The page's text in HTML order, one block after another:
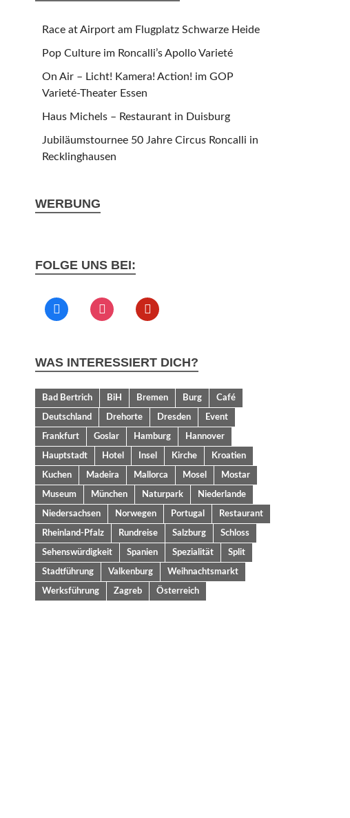
Race at Airport am Flugplatz Schwarze Heide
Pop Culture im Roncalli’s Apollo Varieté
On Air – Licht! Kamera! Action! im GOP
Varieté-Theater Essen
Haus Michels – Restaurant in Duisburg
Jubiläumstournee 50 Jahre Circus Roncalli in
Recklinghausen
WERBUNG
FOLGE UNS BEI:
WAS INTERESSIERT DICH?
Bad Bertrich BiH Bremen Burg
Café
Deutschland
Drehorte Dresden
Event
Frankfurt
Goslar Hamburg
Hannover
Hauptstadt
Hotel Insel Kirche
Kroatien
Kuchen
Madeira Mallorca Mosel
Mostar
Museum
München Naturpark
Niederlande
Niedersachsen
Norwegen Portugal
Restaurant
Rheinland-Pfalz
Rundreise Salzburg
Schloss
Sehenswürdigkeit
Spanien Spezialität
Split
Stadtführung
Valkenburg
Weihnachtsmarkt
Werksführung
Zagreb Österreich